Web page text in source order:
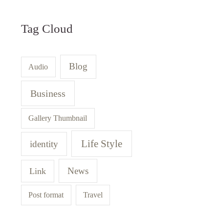
Tag Cloud
Audio Blog
Business
Gallery Thumbnail
identity Life Style
Link News
Post format Travel